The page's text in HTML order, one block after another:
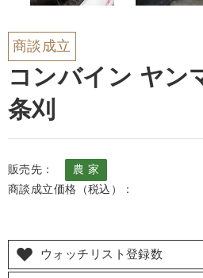
商談成立
コンバイン ヤン
条刈
販売先：
農 家
商談成立価格（税込）：
ウォッチリスト登録数